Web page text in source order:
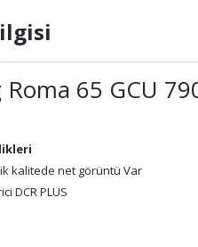
65 GCU
kalitede net görüntü Var
DCR PLUS